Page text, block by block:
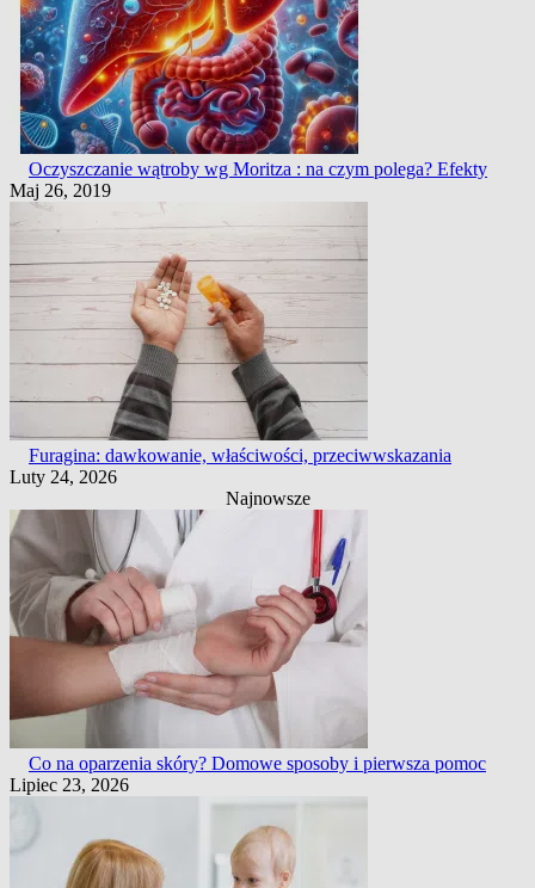
Oczyszczanie wątroby wg Moritza : na czym polega? Efekty
Maj 26, 2019
Furagina: dawkowanie, właściwości, przeciwwskazania
Luty 24, 2026
Najnowsze
Co na oparzenia skóry? Domowe sposoby i pierwsza pomoc
Lipiec 23, 2026